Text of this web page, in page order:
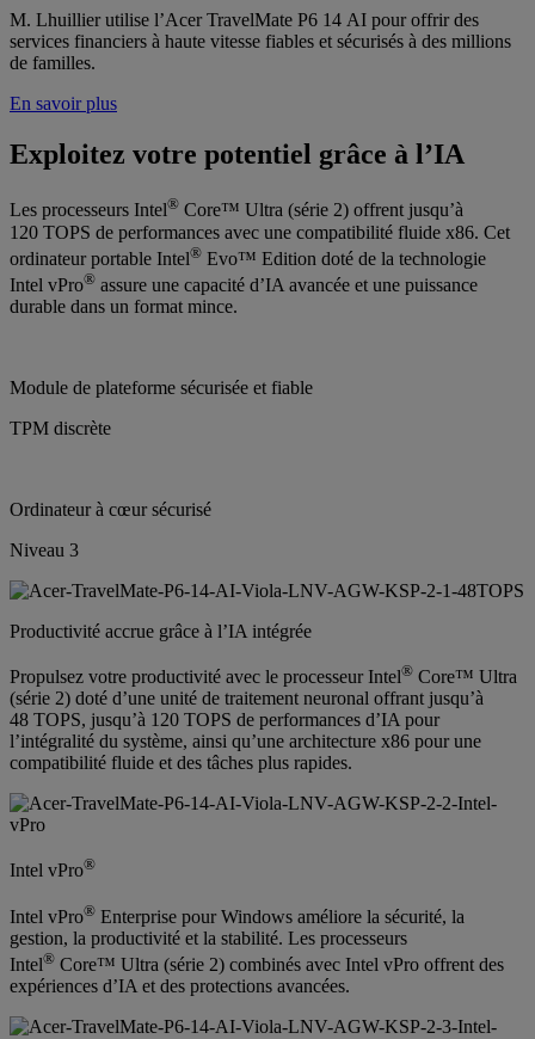
M. Lhuillier utilise l’Acer TravelMate P6 14 AI pour offrir des
services financiers à haute vitesse fiables et sécurisés à des millions
de familles.
En savoir plus
Exploitez votre potentiel grâce à l’IA
Les processeurs Intel® Core™ Ultra (série 2) offrent jusqu’à
120 TOPS de performances avec une compatibilité fluide x86. Cet
ordinateur portable Intel® Evo™ Edition doté de la technologie
Intel vPro® assure une capacité d’IA avancée et une puissance
durable dans un format mince.
Module de plateforme sécurisée et fiable
TPM discrète
Ordinateur à cœur sécurisé
Niveau 3
Productivité accrue grâce à l’IA intégrée
Propulsez votre productivité avec le processeur Intel® Core™ Ultra
(série 2) doté d’une unité de traitement neuronal offrant jusqu’à
48 TOPS, jusqu’à 120 TOPS de performances d’IA pour
l’intégralité du système, ainsi qu’une architecture x86 pour une
compatibilité fluide et des tâches plus rapides.
Intel vPro®
Intel vPro® Enterprise pour Windows améliore la sécurité, la
gestion, la productivité et la stabilité. Les processeurs
Intel® Core™ Ultra (série 2) combinés avec Intel vPro offrent des
expériences d’IA et des protections avancées.